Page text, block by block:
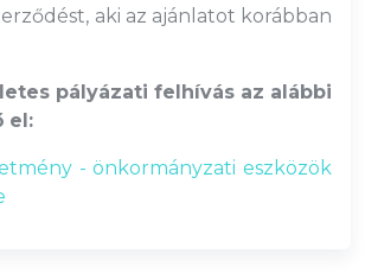
aki az ajánlatot korábban
pályázati felhívás az alábbi
el:
- önkormányzati eszközök